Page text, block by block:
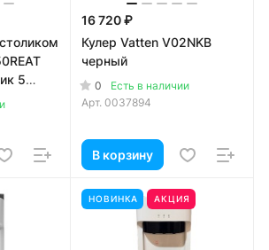
5
16 720 ₽
Кулер Vatten V02NKB
черный
0
Есть в наличии
Арт. 0037894
В корзину
НОВИНКА АКЦИЯ